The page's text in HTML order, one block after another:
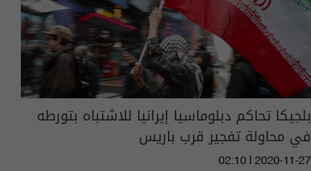
بلجيكا تحاكم دبلوماسيا إيرانيا للاشتباه بتورطه
في محاولة تفجير قرب باريس
02:10 | 2020-11-27